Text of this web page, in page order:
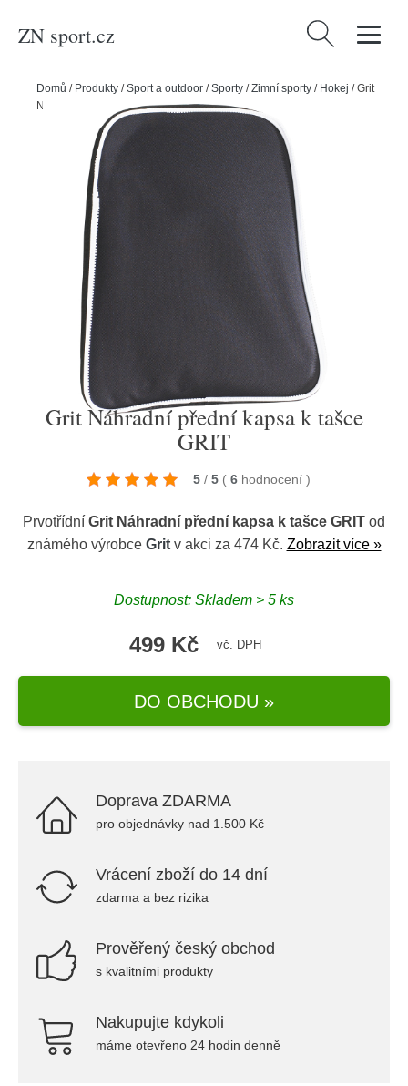
ZN sport.cz Vyhledávání
Domů / Produkty /Sport a outdoor /Sporty /Zimní sporty / Hokej /Grit
Náhradní přední kapsa k tašce GRIT
Grit Náhradní přední kapsa k tašce
GRIT
5 / 5 ( 6 hodnocení )
Prvotřídní Grit Náhradní přední kapsa k tašce GRIT od
známého výrobce Gritv akci za 474 Kč. Zobrazit více »
Dostupnost: Skladem > 5 ks
499 Kč vč. DPH
DO OBCHODU »
Doprava ZDARMA
pro objednávky nad 1.500 Kč
Vrácení zboží do 14 dní
zdarma a bez rizika
Prověřený český obchod
s kvalitními produkty
Nakupujte kdykoli
máme otevřeno 24 hodin denně